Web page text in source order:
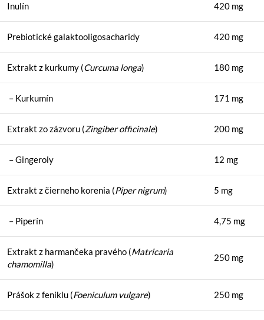
Inulín 420 mg
Prebiotické galaktooligosacharidy 420 mg
Extrakt z kurkumy (Curcuma longa) 180 mg
– Kurkumín 171 mg
Extrakt zo zázvoru (Zingiber officinale) 200 mg
– Gingeroly 12 mg
Extrakt z čierneho korenia (Piper nigrum) 5 mg
– Piperín 4,75 mg
Extrakt z harmančeka pravého (Matricaria
chamomilla)
250 mg
Prášok z feniklu (Foeniculum vulgare) 250 mg